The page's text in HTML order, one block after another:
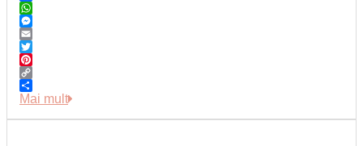
Facebook
WhatsApp
Messenger
Email
Twitter
Pinterest
Copy
Link
Share
Mai mult